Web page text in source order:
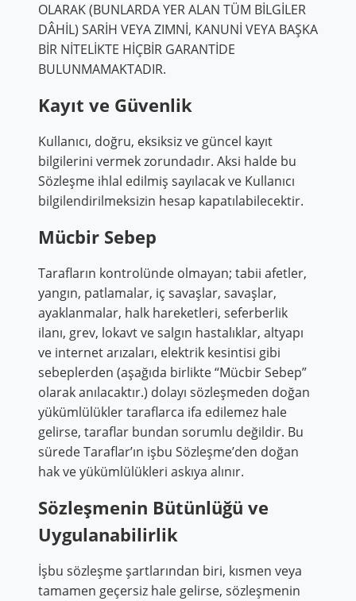
OLARAK (BUNLARDA YER ALAN TÜM BİLGİLER
DÂHİL) SARİH VEYA ZIMNİ, KANUNİ VEYA BAŞKA
BİR NİTELİKTE HİÇBİR GARANTİDE
BULUNMAMAKTADIR.
Kayıt ve Güvenlik
Kullanıcı, doğru, eksiksiz ve güncel kayıt
bilgilerini vermek zorundadır. Aksi halde bu
Sözleşme ihlal edilmiş sayılacak ve Kullanıcı
bilgilendirilmeksizin hesap kapatılabilecektir.
Mücbir Sebep
Tarafların kontrolünde olmayan; tabii afetler,
yangın, patlamalar, iç savaşlar, savaşlar,
ayaklanmalar, halk hareketleri, seferberlik
ilanı, grev, lokavt ve salgın hastalıklar, altyapı
ve internet arızaları, elektrik kesintisi gibi
sebeplerden (aşağıda birlikte “Mücbir Sebep”
olarak anılacaktır.) dolayı sözleşmeden doğan
yükümlülükler taraflarca ifa edilemez hale
gelirse, taraflar bundan sorumlu değildir. Bu
sürede Taraflar’ın işbu Sözleşme’den doğan
hak ve yükümlülükleri askıya alınır.
Sözleşmenin Bütünlüğü ve
Uygulanabilirlik
İşbu sözleşme şartlarından biri, kısmen veya
tamamen geçersiz hale gelirse, sözleşmenin